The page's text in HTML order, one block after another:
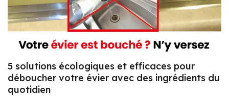
5 solutions écologiques et efficaces pour
déboucher votre évier avec des ingrédients du
quotidien